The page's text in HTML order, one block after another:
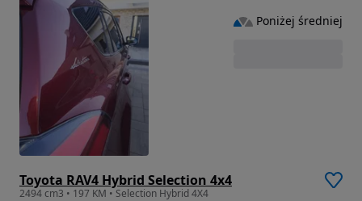
Toyota RAV4 Hybrid Selection 4x4
2494 cm3 • 197 KM • Selection Hybrid 4X4
Poniżej średniej